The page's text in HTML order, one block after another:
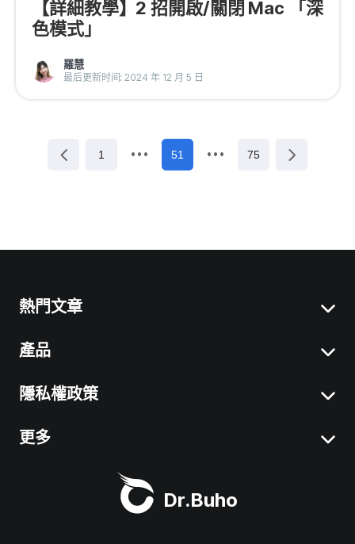
【詳細教學】2 招開啟/關閉 Mac 「深
色模式」
羅慧
最后更新时间: 2024 年 12 月 5 日
1 51 75
Dr.Buho
熱門文章
Mac 「系統資料」刪除
移除 Mac 應用程式
產品
BuhoCleaner
BuhoUnlocker
隱私權政策
服務條款
更多